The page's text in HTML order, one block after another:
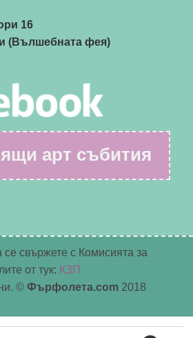
16
(Вълшебната фея)
арт събития
свържете с Комисията за
от тук: КЗП
© Фърфолета.com 2018